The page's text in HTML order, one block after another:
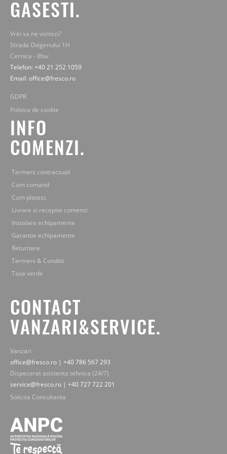
GASESTI.
Vrei sa ne vizitezi?
Strada Oxigenului 1H
Cernica - Ilfov
Telefon: +40 21 252 1059
Email: office@fresco.ro
GDPR
Politica de cookie
INFO
COMENZI.
Termeni contractuali
Cum comand
Cum platesc
Livrare si receptie comenzi
Instalare echipamente
Garantie echipamente
Returnare
Termeni & Conditii
Taxa verde
CONTACT
VANZARI&SERVICE.
Vanzari
office@fresco.ro | +40 786 567 293
Dispecerat asistenta tehnica (24/7)
service@fresco.ro | +40 727 722 201
Solicita Consultanta